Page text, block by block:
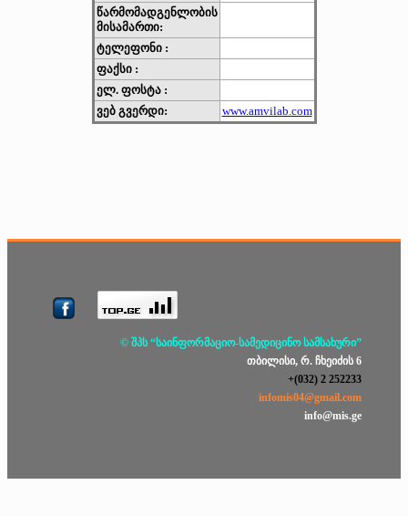
წარმომადგენლობის
მისამართი:
ტელეფონი :
ფაქსი :
ელ. ფოსტა :
ვებ გვერდი:
www.amvilab.com
© შპს “საინფორმაციო-სამედიცინო სამსახური”
თბილისი, რ. ჩხეიძის 6
+(032) 2 252233
infomis04@gmail.com
info@mis.ge